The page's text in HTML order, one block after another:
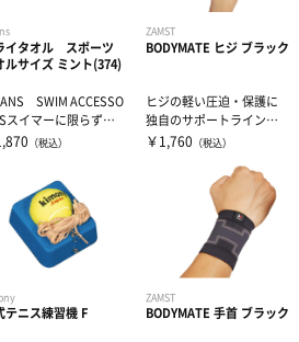
イタオル スポーツ
ルサイズ ミント(374)
SWIM ACCESSO
スイマーに限らず、
ルスポーツ・プ...
（税込）
ZAMST
BODYMATE ヒジ ブラック
ヒジの軽い圧迫・保護に
独自のサポートラインに
よって、ヒジを優しくサ
￥1,760 （税込）
テニス練習機 F
ZAMST
BODYMATE 手首 ブラック